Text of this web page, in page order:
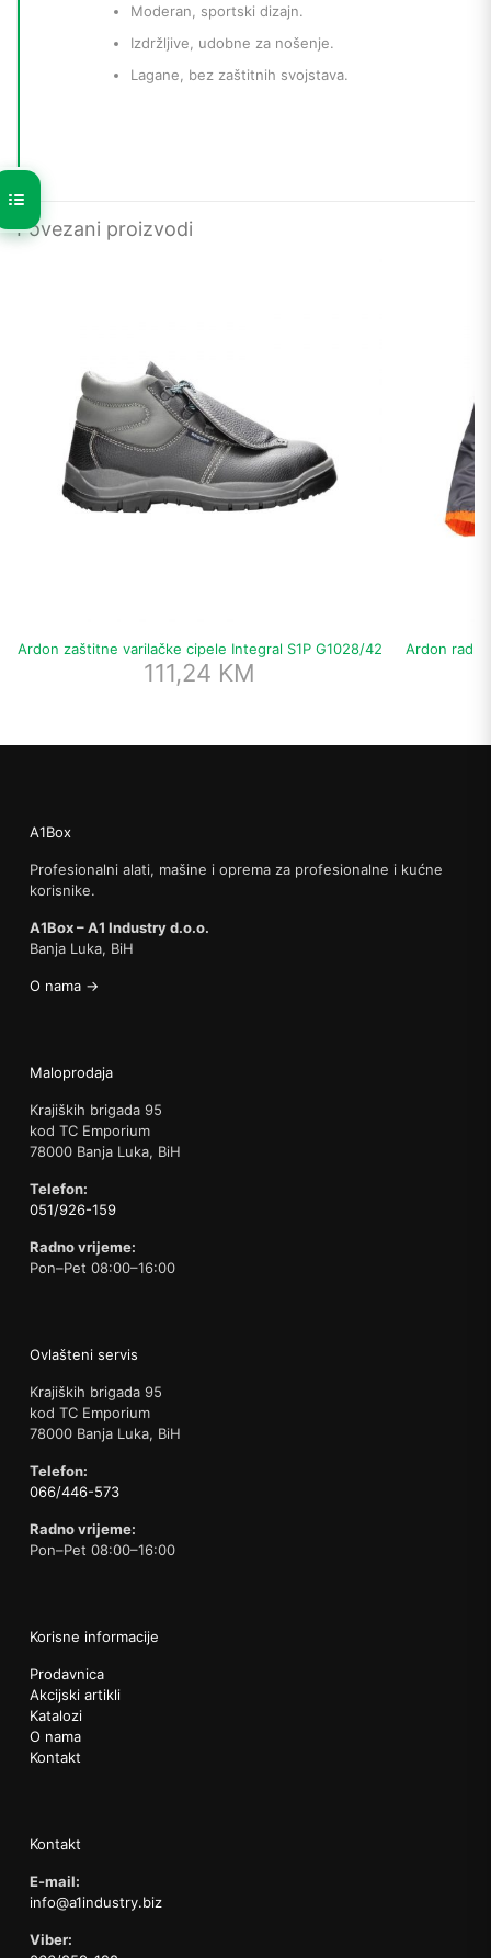
Moderan, sportski dizajn.
Izdržljive, udobne za nošenje.
Lagane, bez zaštitnih svojstava.
Povezani proizvodi
Ardon zaštitne varilačke cipele Integral S1P G1028/42
111,24 KM
Ardon
A1Box
Profesionalni alati, mašine i oprema za profesionalne i kućne
korisnike.
A1Box – A1 Industry d.o.o.
Banja Luka, BiH
O nama →
Maloprodaja
Krajiških brigada 95
kod TC Emporium
78000 Banja Luka, BiH
Telefon:
051/926-159
Radno vrijeme:
Pon–Pet 08:00–16:00
Ovlašteni servis
Krajiških brigada 95
kod TC Emporium
78000 Banja Luka, BiH
Telefon:
066/446-573
Radno vrijeme:
Pon–Pet 08:00–16:00
Korisne informacije
Prodavnica
Akcijski artikli
Katalozi
O nama
Kontakt
Kontakt
E-mail:
info@a1industry.biz
Viber: